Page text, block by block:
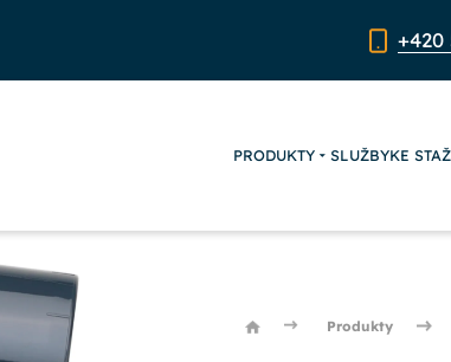
+420
PRODUKTY SLUŽBYKE
Produkty